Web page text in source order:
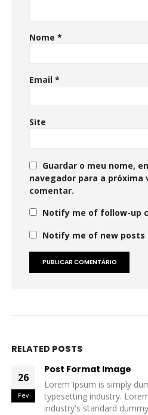
Nome*
Email*
Site
Guardar o meu nome,
navegador para a próxima
comentar.
Notify me of follow-up
Notify me of new posts
RELATED POSTS
text of the printing and
Ipsum has been the
26
Fev